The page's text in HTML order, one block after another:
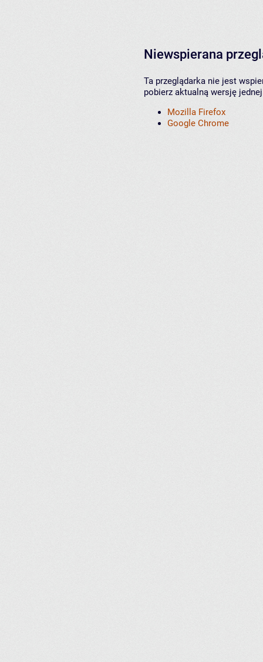
Niewspierana
Ta przeglądarka nie jest
pobierz aktualną wersję
Mozilla Firefox
Google Chrome